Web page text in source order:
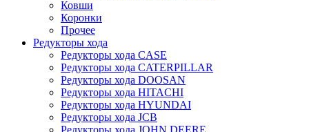
Ковши
Коронки
Прочее
Редукторы хода
Редукторы хода CASE
Редукторы хода CATERPILLAR
Редукторы хода DOOSAN
Редукторы хода HITACHI
Редукторы хода HYUNDAI
Редукторы хода JCB
Редукторы хода JOHN DEERE